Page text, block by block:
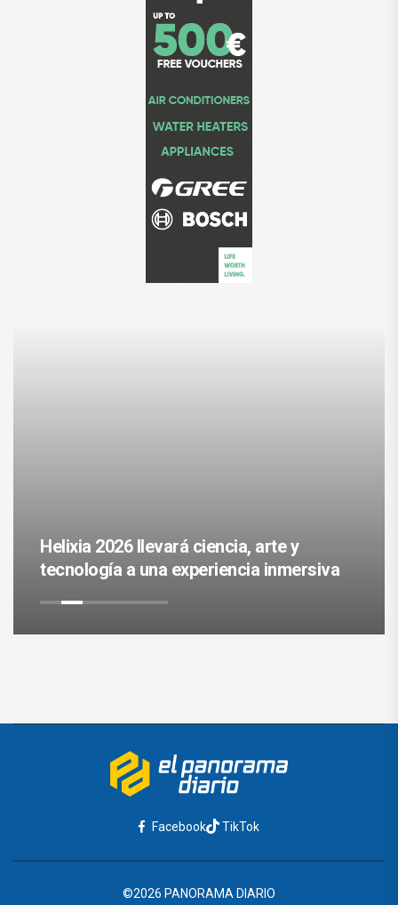
Helixia 2026 llevará ciencia, arte y
tecnología a una experiencia inmersiva
Facebook TikTok
©2026 PANORAMA DIARIO